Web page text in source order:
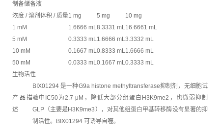
制备储备液
浓度 / 溶剂体积 / 质量1 mg 5 mg
10 mg
1 mM
1.6666 mL8.3331 mL16.6661 mL
5 mM
0.3333 mL1.6666 mL3.3332 mL
10 mM
0.1667 mL0.8333 mL1.6666 mL
50 mM
0.0333 mL0.1667 mL0.3333 mL
生物活性
产品描
述
BIX01294 是一种G9a histone methyltransferase抑制剂，无细胞试
验中IC50为2.7 μM，降低大部分组蛋白H3K9me2，也微弱抑制
GLP（主要是H3K9me3），对其他组蛋白甲基转移酶没有显著的抑
制活性。BIX01294 可诱导自噬。